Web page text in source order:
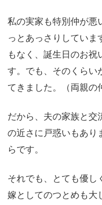
私の実家も特別仲が悪
っとあっさりしていま
もなく、誕生日のお
す。でも、そのくらい
てきました。（両親の
だから、夫の家族と交
の近さに戸惑いもあり
らです。
それでも、とても優し
嫁としてのつとめも大